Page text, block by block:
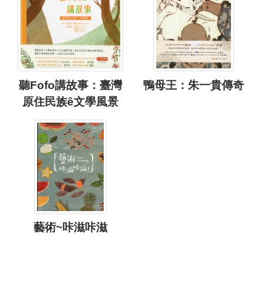
聽Fofo講故事：臺灣
原住民族ê文學風景
鴨母王：朱一貴傳奇
藝術~咔滋咔滋